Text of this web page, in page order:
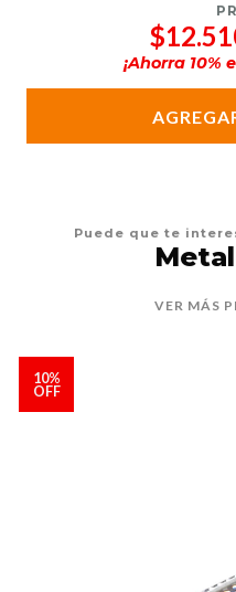
¡Ahorra 10%
Puede que te
VER MÁS
10%
OFF